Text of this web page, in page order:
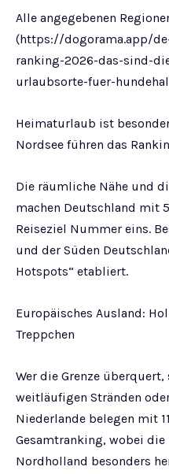
Alle angegebenen
(https://dogorama.app/
ranking-2026-das-sind-
urlaubsorte-fuer-
Heimaturlaub ist
Nordsee führen das
Die räumliche Nähe und
machen Deutschland mit
Reiseziel Nummer eins.
und der Süden
Hotspots“ etabliert.
Europäisches Ausland:
Treppchen
Wer die Grenze
weitläufigen Stränden
Niederlande belegen mit
Gesamtranking, wobei die
Nordholland besonders